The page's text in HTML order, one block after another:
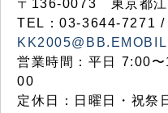
〒136-0073 東京都江
TEL：03‐3644‐7271
営業時間：平日 7:00
00
定休日：日曜日・祝祭